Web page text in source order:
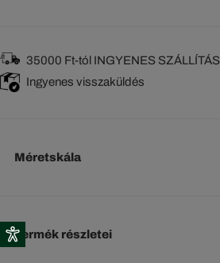
35000 Ft-tól INGYENES SZÁLLÍTÁS
Ingyenes visszaküldés
Méretskála
Termék részletei